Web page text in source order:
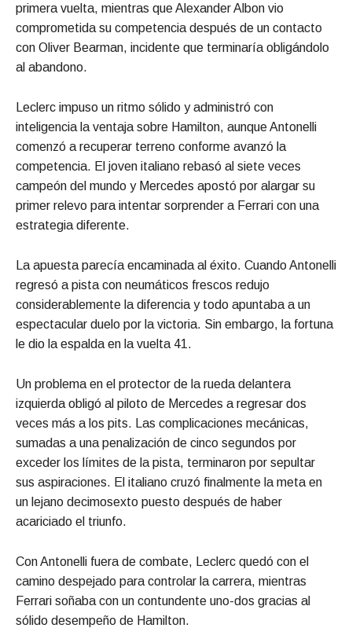
primera vuelta, mientras que Alexander Albon vio
comprometida su competencia después de un contacto
con Oliver Bearman, incidente que terminaría obligándolo
al abandono.
Leclerc impuso un ritmo sólido y administró con
inteligencia la ventaja sobre Hamilton, aunque Antonelli
comenzó a recuperar terreno conforme avanzó la
competencia. El joven italiano rebasó al siete veces
campeón del mundo y Mercedes apostó por alargar su
primer relevo para intentar sorprender a Ferrari con una
estrategia diferente.
La apuesta parecía encaminada al éxito. Cuando Antonelli
regresó a pista con neumáticos frescos redujo
considerablemente la diferencia y todo apuntaba a un
espectacular duelo por la victoria. Sin embargo, la fortuna
le dio la espalda en la vuelta 41.
Un problema en el protector de la rueda delantera
izquierda obligó al piloto de Mercedes a regresar dos
veces más a los pits. Las complicaciones mecánicas,
sumadas a una penalización de cinco segundos por
exceder los límites de la pista, terminaron por sepultar
sus aspiraciones. El italiano cruzó finalmente la meta en
un lejano decimosexto puesto después de haber
acariciado el triunfo.
Con Antonelli fuera de combate, Leclerc quedó con el
camino despejado para controlar la carrera, mientras
Ferrari soñaba con un contundente uno-dos gracias al
sólido desempeño de Hamilton.